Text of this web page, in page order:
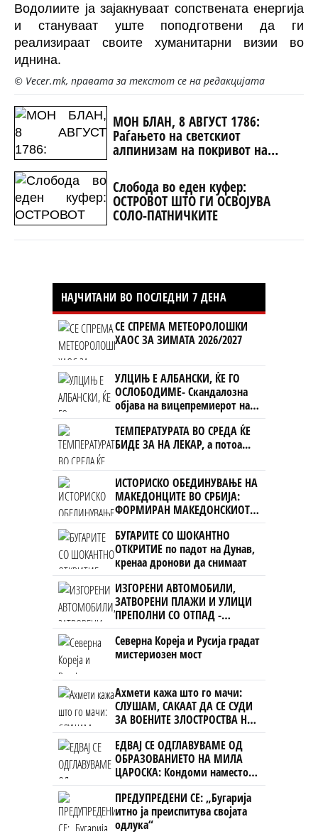
Водолиите ја зајакнуваат сопствената енергија
и стануваат уште поподготвени да ги
реализираат своите хуманитарни визии во
иднина.
© Vecer.mk, правата за текстот се на редакцијата
МОН БЛАН, 8 АВГУСТ 1786:
Раѓањето на светскиот
алпинизам на покривот на
Слобода во еден куфер:
ОСТРОВОТ ШТО ГИ ОСВОЈУВА
СОЛО-ПАТНИЧКИТЕ
НАЈЧИТАНИ ВО ПОСЛЕДНИ 7 ДЕНА
СЕ СПРЕМА МЕТЕОРОЛОШКИ
ХАОС ЗА ЗИМАТА 2026/2027
УЛЦИЊ Е АЛБАНСКИ, ЌЕ ГО
ОСЛОБОДИМЕ- Скандалозна
објава на вицепремиерот на
Црна Гора
ТЕМПЕРАТУРАТА ВО СРЕДА ЌЕ
БИДЕ ЗА НА ЛЕКАР, а потоа...
ИСТОРИСКО ОБЕДИНУВАЊЕ НА
МАКЕДОНЦИТЕ ВО СРБИЈА:
ФОРМИРАН МАКЕДОНСКИОТ
НАЦИОНАЛЕН СОЈУЗ
БУГАРИТЕ СО ШОКАНТНО
ОТКРИТИЕ по падот на Дунав,
кренаа дронови да снимаат
ИЗГОРЕНИ АВТОМОБИЛИ,
ЗАТВОРЕНИ ПЛАЖИ И УЛИЦИ
ПРЕПОЛНИ СО ОТПАД -
Фнидек во хаос по
мигрантскиот бран кон Сеута
Северна Кореја и Русија градат
мистериозен мост
Ахмети кажа што го мачи:
СЛУШАМ, САКААТ ДА СЕ СУДИ
ЗА ВОЕНИТЕ ЗЛОСТРОСТВА НА
УЧК...
ЕДВАЈ СЕ ОДГЛАВУВАМЕ ОД
ОБРАЗОВАНИЕТО НА МИЛА
ЦАРОСКА: Кондоми наместо
книги
ПРЕДУПРЕДЕНИ СЕ: „Бугарија
итно ја преиспитува својата
одлука“